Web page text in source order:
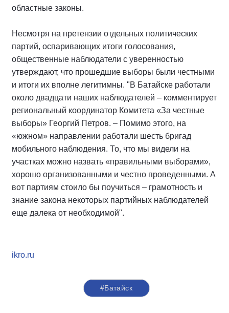
областные законы.
Несмотря на претензии отдельных политических
партий, оспаривающих итоги голосования,
общественные наблюдатели с уверенностью
утверждают, что прошедшие выборы были честными
и итоги их вполне легитимны. "В Батайске работали
около двадцати наших наблюдателей – комментирует
региональный координатор Комитета «За честные
выборы» Георгий Петров. – Помимо этого, на
«южном» направлении работали шесть бригад
мобильного наблюдения. То, что мы видели на
участках можно назвать «правильными выборами»,
хорошо организованными и честно проведенными. А
вот партиям стоило бы поучиться – грамотность и
знание закона некоторых партийных наблюдателей
еще далека от необходимой".
ikro.ru
#Батайск